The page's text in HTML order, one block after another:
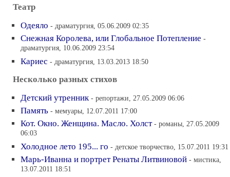
Театр
Одеяло - драматургия, 05.06.2009 02:35
Снежная Королева, или Глобальное Потепление -
драматургия, 10.06.2009 23:54
Кариес - драматургия, 13.03.2013 18:50
Несколько разных стихов
Детский утренник - репортажи, 27.05.2009 06:06
Память - мемуары, 12.07.2011 17:00
Кот. Окно. Женщина. Масло. Холст - романы, 27.05.2009
06:03
Холодное лето 195... го - детское творчество, 15.07.2011 19:31
Марь-Иванна и портрет Ренаты Литвиновой - мистика,
13.07.2011 18:51